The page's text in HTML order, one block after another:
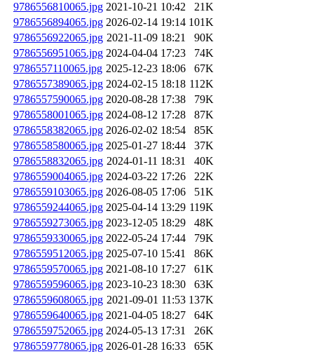
9786556810065.jpg 2021-10-21 10:42
21K
9786556894065.jpg 2026-02-14 19:14 101K
9786556922065.jpg 2021-11-09 18:21
90K
9786556951065.jpg 2024-04-04 17:23
74K
9786557110065.jpg 2025-12-23 18:06
67K
9786557389065.jpg 2024-02-15 18:18 112K
9786557590065.jpg 2020-08-28 17:38
79K
9786558001065.jpg 2024-08-12 17:28
87K
9786558382065.jpg 2026-02-02 18:54
85K
9786558580065.jpg 2025-01-27 18:44
37K
9786558832065.jpg 2024-01-11 18:31
40K
9786559004065.jpg 2024-03-22 17:26
22K
9786559103065.jpg 2026-08-05 17:06
51K
9786559244065.jpg 2025-04-14 13:29 119K
9786559273065.jpg 2023-12-05 18:29
48K
9786559330065.jpg 2022-05-24 17:44
79K
9786559512065.jpg 2025-07-10 15:41
86K
9786559570065.jpg 2021-08-10 17:27
61K
9786559596065.jpg 2023-10-23 18:30
63K
9786559608065.jpg 2021-09-01 11:53 137K
9786559640065.jpg 2021-04-05 18:27
64K
9786559752065.jpg 2024-05-13 17:31
26K
9786559778065.jpg 2026-01-28 16:33
65K